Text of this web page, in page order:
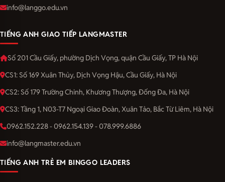
info@langgo.edu.vn
TIẾNG ANH GIAO TIẾP LANGMASTER
Số 201 Cầu Giấy, phường Dịch Vọng, quận Cầu Giấy, TP Hà Nội
CS1: Số 169 Xuân Thủy, Dịch Vọng Hậu, Cầu Giấy, Hà Nội
CS2: Số 179 Trường Chinh, Khương Thượng, Đống Đa, Hà Nội
CS3: Tầng 1, N03-T7 Ngoại Giao Đoàn, Xuân Tảo, Bắc Từ Liêm, Hà Nội
0962.152.228 - 0962.154.139 - 078.999.6886
info@langmaster.edu.vn
TIẾNG ANH TRẺ EM BINGGO LEADERS